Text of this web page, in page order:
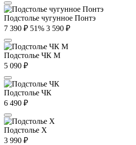
Подстолье чугунное Понтэ
7 390 ₽ 51% 3 590 ₽
Подстолье ЧК М
5 090 ₽
Подстолье ЧК
6 490 ₽
Подстолье X
3 990 ₽